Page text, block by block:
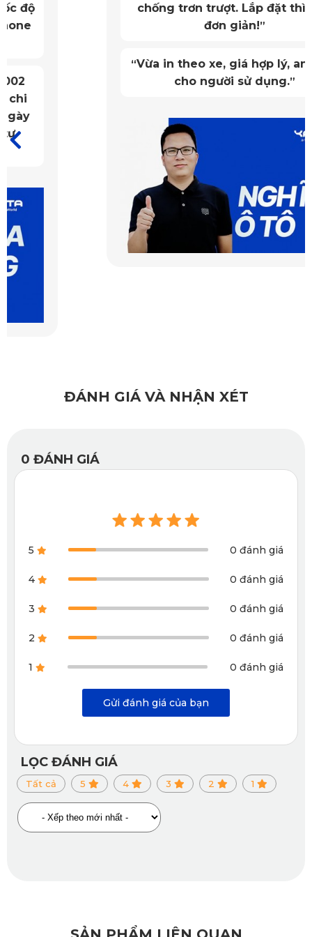
riêng: thanh lịch, thể thao, cổ điển, hiện đại. Chủ xe Camry
thích và tổng thể nội thất xe.
Thiết kế dành riêng cho ghế xe Toyota Camry
Không giống các sản phẩm đại trà, áo ghế KATA được may
đo chính xác theo form ghế nguyên bản của Toyota Camry.
Nhờ vậy, áo ghế ôm khít từng đường nét, không xô lệch,
đảm bảo độ vừa vặn tối đa.
1.2. Kháng nước, kháng nấm mốc
Trong điều kiện khí hậu nhiệt đới gió mùa, vấn đề ẩm mốc
Áo ghế xe Camry của thương hiệu KATA
Áo ghế Camry KATA được thiết kế với khả năng kháng
nước và kháng nấm mốc hiệu quả, giúp giữ cho khoang xe
luôn khô ráo, sạch sẽ và tránh được mùi hôi khó chịu do vi
khuẩn, nấm mốc gây ra.
1.3. Không mùi khó chịu, an toàn cho sức
khỏe
Da PU của KATA được kiểm định kỹ lưỡng, không chứa
hợp với những ai thường xuyên ngồi xe trong thời gian dài
chống trơn trượt. Lắp đặt thì quá
Vừa in theo xe, giá hợp lý, an toàn
cho người sử dụng.”
ĐÁNH GIÁ VÀ NHẬN XÉT
0 ĐÁNH GIÁ
5 0 đánh giá
4 0 đánh giá
3 0 đánh giá
2 0 đánh giá
1 0 đánh giá
Gửi đánh giá của bạn
LỌC ĐÁNH GIÁ
Tất cả 5 4 3 2 1